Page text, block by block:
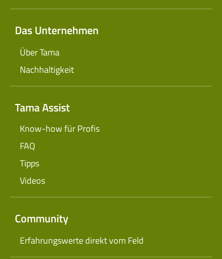
Das Unternehmen
Über Tama
Nachhaltigkeit
Tama Assist
Know-how für Profis
FAQ
Tipps
Videos
Community
Erfahrungswerte direkt vom Feld